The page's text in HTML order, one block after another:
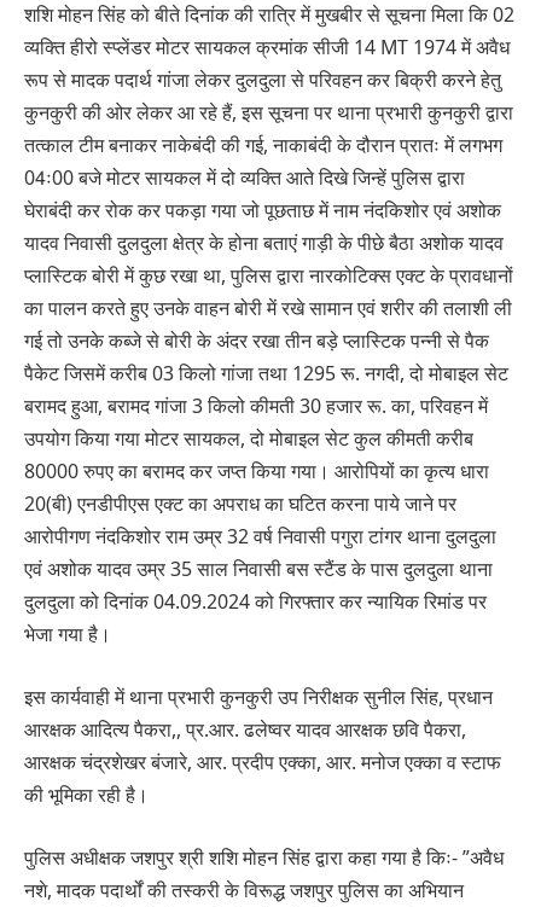
शशि मोहन सिंह को बीते दिनांक की रात्रि में मुखबीर से सूचना मिला कि 02
व्यक्ति हीरो स्प्लेंडर मोटर सायकल क्रमांक सीजी 14 MT 1974 में अवैध
रूप से मादक पदार्थ गांजा लेकर दुलदुला से परिवहन कर बिक्री करने हेतु
कुनकुरी की ओर लेकर आ रहे हैं, इस सूचना पर थाना प्रभारी कुनकुरी द्वारा
तत्काल टीम बनाकर नाकेबंदी की गई, नाकाबंदी के दौरान प्रातः में लगभग
04ः00 बजे मोटर सायकल में दो व्यक्ति आते दिखे जिन्हें पुलिस द्वारा
घेराबंदी कर रोक कर पकड़ा गया जो पूछताछ में नाम नंदकिशोर एवं अशोक
यादव निवासी दुलदुला क्षेत्र के होना बताएं गाड़ी के पीछे बैठा अशोक यादव
प्लास्टिक बोरी में कुछ रखा था, पुलिस द्वारा नारकोटिक्स एक्ट के प्रावधानों
का पालन करते हुए उनके वाहन बोरी में रखे सामान एवं शरीर की तलाशी ली
गई तो उनके कब्जे से बोरी के अंदर रखा तीन बड़े प्लास्टिक पन्नी से पैक
पैकेट जिसमें करीब 03 किलो गांजा तथा 1295 रू. नगदी, दो मोबाइल सेट
बरामद हुआ, बरामद गांजा 3 किलो कीमती 30 हजार रू. का, परिवहन में
उपयोग किया गया मोटर सायकल, दो मोबाइल सेट कुल कीमती करीब
80000 रुपए का बरामद कर जप्त किया गया। आरोपियों का कृत्य धारा
20(बी) एनडीपीएस एक्ट का अपराध का घटित करना पाये जाने पर
आरोपीगण नंदकिशोर राम उम्र 32 वर्ष निवासी पगुरा टांगर थाना दुलदुला
एवं अशोक यादव उम्र 35 साल निवासी बस स्टैंड के पास दुलदुला थाना
दुलदुला को दिनांक 04.09.2024 को गिरफ्तार कर न्यायिक रिमांड पर
भेजा गया है।
इस कार्यवाही में थाना प्रभारी कुनकुरी उप निरीक्षक सुनील सिंह, प्रधान
आरक्षक आदित्य पैकरा,, प्र.आर. ढलेष्वर यादव आरक्षक छवि पैकरा,
आरक्षक चंद्रशेखर बंजारे, आर. प्रदीप एक्का, आर. मनोज एक्का व स्टाफ
की भूमिका रही है।
पुलिस अधीक्षक जशपुर श्री शशि मोहन सिंह द्वारा कहा गया है किः- ”अवैध
नशे, मादक पदार्थों की तस्करी के विरूद्ध जशपुर पुलिस का अभियान